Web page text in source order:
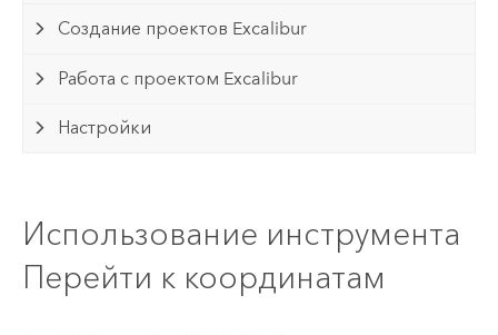
Создание проектов Excalibur
Работа с проектом Excalibur
Настройки
Использование инструмента
Перейти к координатам